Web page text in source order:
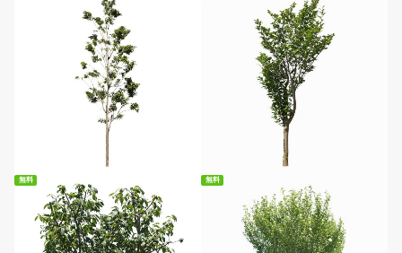
無料ダウンロード 無料ダウンロード
無料 無料